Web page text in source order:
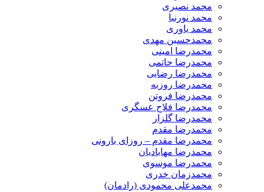
محمد نصیری
محمد نورنیا
محمد یاوری
محمدحسین مهدی
محمدرضا امینی
محمدرضا حاتمی
محمدرضا رضایی
محمدرضا روزبه
محمدرضا فروتن
محمدرضا فلاح عسگری
محمدرضا گلزار
محمدرضا مقدم
محمدرضا مقدم – روزای بارونی
محمدرضا مهابادیان
محمدرضا موسوی
محمدزمان خدری
محمدعلی محمودی (رادمان)